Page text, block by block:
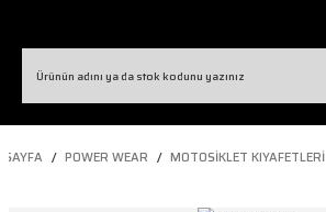
POWER WEAR MOTOSIKLET KIYAFETLERI